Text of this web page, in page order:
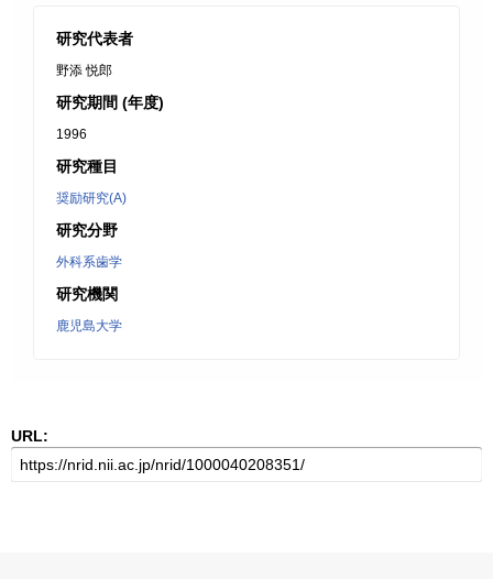
研究代表者
野添 悦郎
研究期間 (年度)
1996
研究種目
奨励研究(A)
研究分野
外科系歯学
研究機関
鹿児島大学
URL: